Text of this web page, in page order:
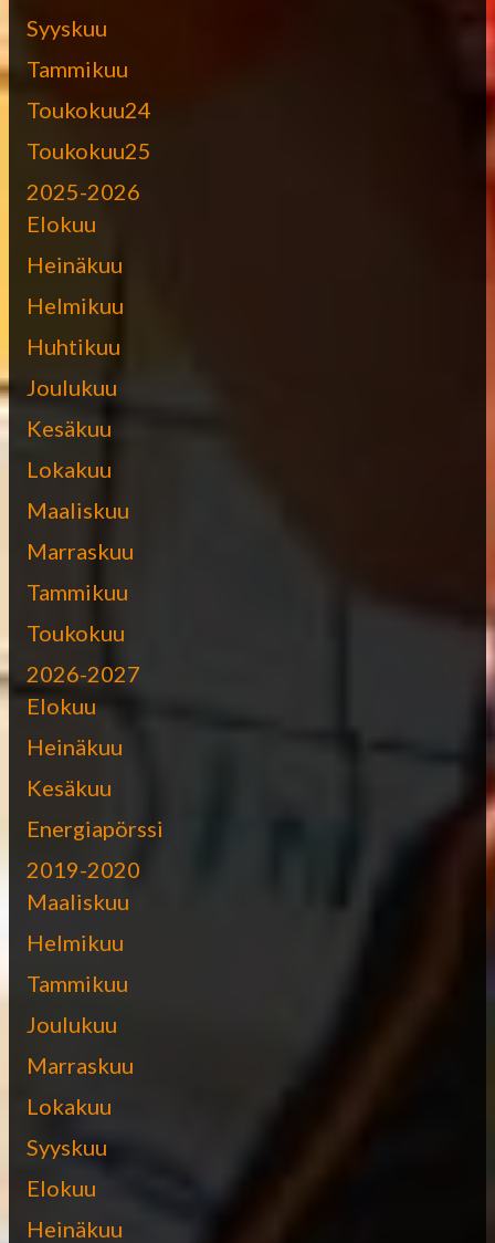
Syyskuu
Tammikuu
Toukokuu24
Toukokuu25
2025-2026
Elokuu
Heinäkuu
Helmikuu
Huhtikuu
Joulukuu
Kesäkuu
Lokakuu
Maaliskuu
Marraskuu
Tammikuu
Toukokuu
2026-2027
Elokuu
Heinäkuu
Kesäkuu
Energiapörssi
2019-2020
Maaliskuu
Helmikuu
Tammikuu
Joulukuu
Marraskuu
Lokakuu
Syyskuu
Elokuu
Heinäkuu